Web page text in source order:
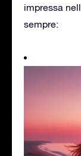
impressa
sempre: